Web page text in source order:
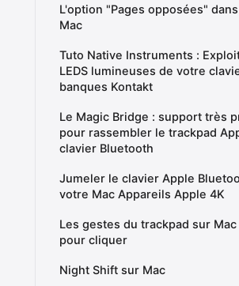
L'option "Pages opposées"
Mac
Tuto Native Instruments :
LEDS lumineuses de votre
banques Kontakt
Le Magic Bridge : support très
pour rassembler le trackpad
clavier Bluetooth
Jumeler le clavier Apple
votre Mac Appareils Apple 4K
Les gestes du trackpad sur
pour cliquer
Night Shift sur Mac